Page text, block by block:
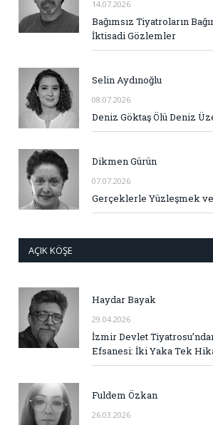
14.07.2026
Bağımsız Tiyatroların
İktisadi Gözlemler
Selin Aydınoğlu
08.07.2026
Deniz Göktaş Ölü Deniz
Dikmen Gürün
07.07.2026
Gerçeklerle Yüzleşmek
AÇIK KÖŞE
Haydar Bayak
29.04.2026
İzmir Devlet
Efsanesi: İki Yaka Tek
Fuldem Özkan
26.03.2026